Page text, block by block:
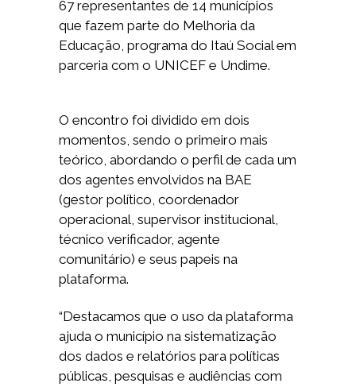
67 representantes de 14 municípios
que fazem parte do Melhoria da
Educação, programa do Itaú Social em
parceria com o UNICEF e Undime.
O encontro foi dividido em dois
momentos, sendo o primeiro mais
teórico, abordando o perfil de cada um
dos agentes envolvidos na BAE
(gestor político, coordenador
operacional, supervisor institucional,
técnico verificador, agente
comunitário) e seus papeis na
plataforma.
“Destacamos que o uso da plataforma
ajuda o município na sistematização
dos dados e relatórios para políticas
públicas, pesquisas e audiências com